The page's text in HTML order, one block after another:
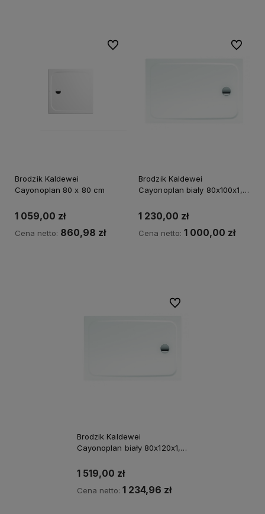
Brodzik Kaldewei
Cayonoplan 80 x 80 cm
1 059,00 zł
Cena netto: 860,98 zł
Do ulubionych
Brodzik Kaldewei
Cayonoplan biały 80x100x1,8
1 230,00 zł
Cena netto: 1 000,00 zł
Do
Brodzik Kaldewei
Cayonoplan biały 80x120x1,8
1 519,00 zł
Cena netto: 1 234,96 zł
Do ulubionych